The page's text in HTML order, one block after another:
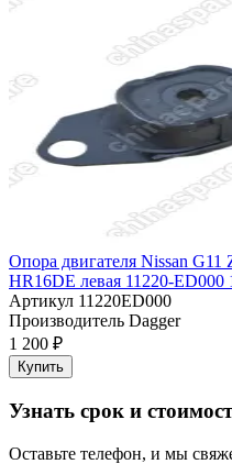
Опора двигателя Nissan
HR16DE левая 11220-ED000
Артикул 11220ED000
Производитель Dagger
1 200 ₽
Купить
Узнать срок и
Оставьте телефон, и мы